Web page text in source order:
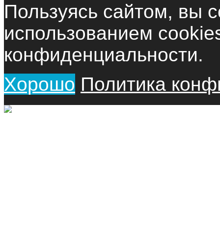
Пользуясь сайтом, вы
использованием
конфиденциальности.
Хорошо Политика